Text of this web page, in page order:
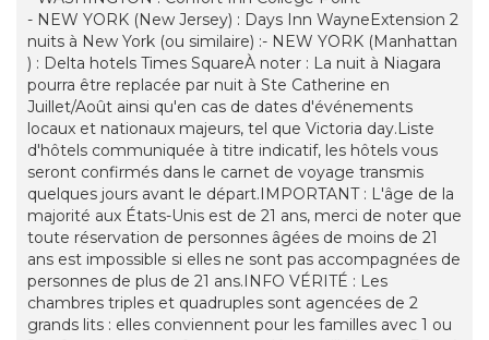
- NEW YORK (New Jersey) : Days Inn WayneExtension 2
nuits à New York (ou similaire) :- NEW YORK (Manhattan
) : Delta hotels Times SquareÀ noter : La nuit à Niagara
pourra être replacée par nuit à Ste Catherine en
Juillet/Août ainsi qu'en cas de dates d'événements
locaux et nationaux majeurs, tel que Victoria day.Liste
d'hôtels communiquée à titre indicatif, les hôtels vous
seront confirmés dans le carnet de voyage transmis
quelques jours avant le départ.IMPORTANT : L'âge de la
majorité aux États-Unis est de 21 ans, merci de noter que
toute réservation de personnes âgées de moins de 21
ans est impossible si elles ne sont pas accompagnées de
personnes de plus de 21 ans.INFO VÉRITÉ : Les
chambres triples et quadruples sont agencées de 2
grands lits : elles conviennent pour les familles avec 1 ou